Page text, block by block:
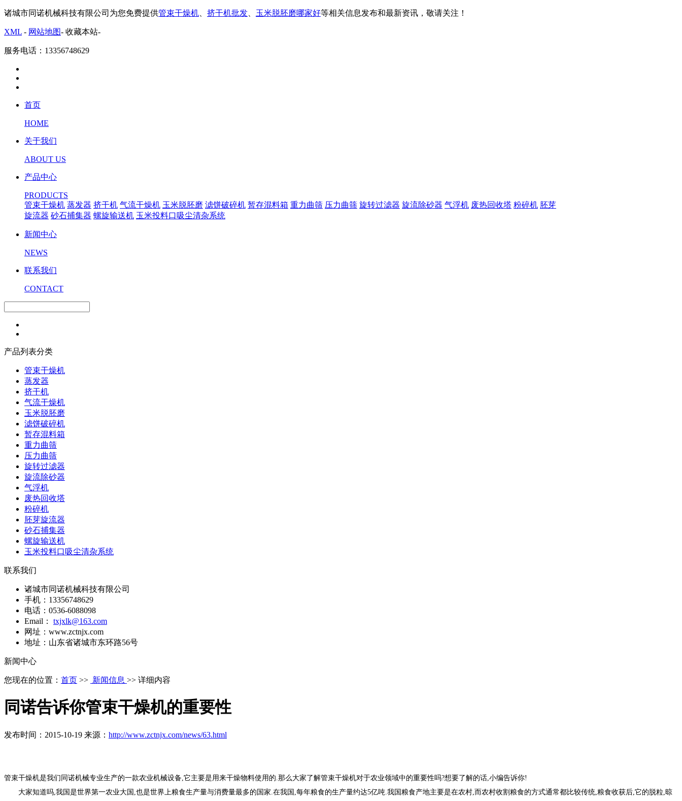
诸城市同诺机械科技有限公司为您免费提供管束干燥机 挤干机批发 玉米脱胚磨哪家好等相关信息发布和最新资讯，敬请关注！
XML - 网站地图- 收藏本站-
服务电话：13356748629
首页
HOME
关于我们
ABOUT US
产品中心
PRODUCTS
管束干燥机 蒸发器 挤干机 气流干燥机 玉米脱胚磨 滤饼破碎机 暂存混料箱 重力曲筛 压力曲筛 旋转过滤器 旋流除砂器 气浮机 废热回收塔 粉碎机 胚芽
旋流器 砂石捕集器 螺旋输送机 玉米投料口吸尘清杂系统
新闻中心
NEWS
联系我们
CONTACT
产品列表分类
管束干燥机
蒸发器
挤干机
气流干燥机
玉米脱胚磨
滤饼破碎机
暂存混料箱
重力曲筛
压力曲筛
旋转过滤器
旋流除砂器
气浮机
废热回收塔
粉碎机
胚芽旋流器
砂石捕集器
螺旋输送机
玉米投料口吸尘清杂系统
联系我们
诸城市同诺机械科技有限公司
手机：13356748629
电话：0536-6088098
Email： txjxlk@163.com
网址：www.zctnjx.com
地址：山东省诸城市东环路56号
新闻中心
您现在的位置： 首页 >> 新闻信息 >> 详细内容
同诺告诉你管束干燥机的重要性
发布时间：2015-10-19 来源： http://www.zctnjx.com/news/63.html
管束干燥机是我们同诺机械专业生产的一款农业机械设备,它主要是用来干燥物料使用的.那么大家了解管束干燥机对于农业领域中的重要性吗?想要了解的话,小编告诉你!
大家知道吗,我国是世界第一农业大国,也是世界上粮食生产量与消费量最多的国家.在我国,每年粮食的生产量约达5亿吨.我国粮食产地主要是在农村,而农村收割粮食的方式通常都比较传统,粮食收获后,它的脱粒,晾